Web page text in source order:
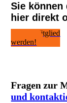
Sie können
hier direkt
Jetzt Mitglied
werden!
Fragen zur
und